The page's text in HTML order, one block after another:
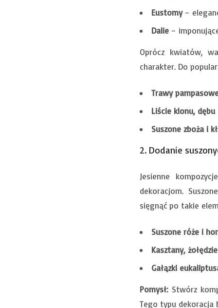
Eustomy–
Dalie –
Oprócz kwiatów,
charakter. Do
Trawy
Liście klonu,
Suszone zboża i
2. Dodanie
Jesienne
dekoracjom.
sięgnąć po takie
Suszone róże i
Kasztany,
Gałązki
Pomysł: Stwórz
Tego typu dekoracja